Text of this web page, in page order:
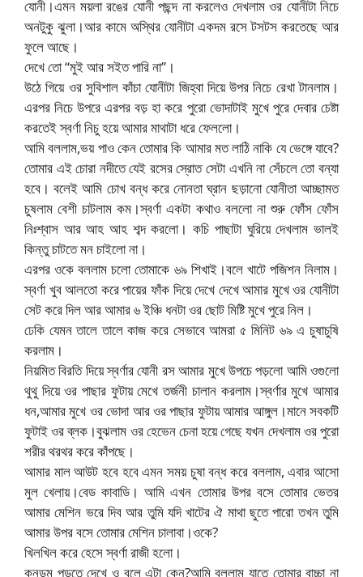
যোনী।এমন ময়লা রঙের যোনী পছন্দ না করলেও দেখলাম ওর যোনীটা নিচে
অনটুকু ঝুলা।আর কামে অস্থির যোনীটা একদম রসে টসটস করতেছে আর
ফুলে আছে।
দেখে তো “মুই আর সইত পারি না”।
উঠে গিয়ে ওর সুবিশাল কাঁচা যোনীটা জিহ্বা দিয়ে উপর নিচে রেখা টানলাম।
এরপর নিচে উপরে এরপর বড় হা করে পুরো ভোদাটাই মুখে পুরে দেবার চেষ্টা
করতেই স্বর্ণা নিচু হয়ে আমার মাথাটা ধরে ফেললো।
আমি বললাম,ভয় পাও কেন তোমার কি আমার মত লাঠি নাকি যে ভেঙ্গে যাবে?
তোমার এই চোরা নদীতে যেই রসের স্রোত সেটা এখনি না সেঁচলে তো বন্যা
হবে। বলেই আমি চোখ বন্ধ করে নোনতা ঘ্রান ছড়ানো যোনীতা আচ্ছামত
চুষলাম বেশী চাটলাম কম।স্বর্ণা একটা কথাও বললো না শুরু ফোঁস ফোঁস
নিঃশ্বাস আর আহ আহ শব্দ করলো। কচি পাছাটা ঘুরিয়ে দেখলাম ভালই
কিন্তু চাটতে মন চাইলো না।
এরপর ওকে বললাম চলো তোমাকে ৬৯ শিখাই।বলে খাটে পজিশন নিলাম।
স্বর্ণা খুব আলতো করে পায়ের ফাঁক দিয়ে দেখে দেখে আমার মুখে ওর যোনীটা
সেট করে দিল আর আমার ৬ ইঞ্চি ধনটা ওর ছোট মিষ্টি মুখে পুরে নিল।
ঢেকি যেমন তালে তালে কাজ করে সেভাবে আমরা ৫ মিনিট ৬৯ এ চুষাচুষি
করলাম।
নিয়মিত বিরতি দিয়ে স্বর্ণার যোনী রস আমার মুখে উপচে পড়লো আমি ওগুলো
থুথু দিয়ে ওর পাছার ফুটায় মেখে তর্জনী চালান করলাম।স্বর্ণার মুখে আমার
ধন,আমার মুখে ওর ভোদা আর ওর পাছার ফুটায় আমার আঙ্গুল।মানে সবকটি
ফুটাই ওর ব্লক।বুঝলাম ওর হেভেন চেনা হয়ে গেছে যখন দেখলাম ওর পুরো
শরীর থরথর করে কাঁপছে।
আমার মাল আউট হবে হবে এমন সময় চুষা বন্ধ করে বললাম, এবার আসো
মুল খেলায়।বেড কাবাডি। আমি এখন তোমার উপর বসে তোমার ভেতর
আমার মেশিন ভরে দিব আর তুমি যদি খাটের ঐ মাথা ছুতে পারো তখন তুমি
আমার উপর বসে তোমার মেশিন চালাবা।ওকে?
খিলখিল করে হেসে স্বর্ণা রাজী হলো।
কনডম পড়তে দেখে ও বলে এটা কেন?আমি বললাম যাতে তোমার বাচ্চা না